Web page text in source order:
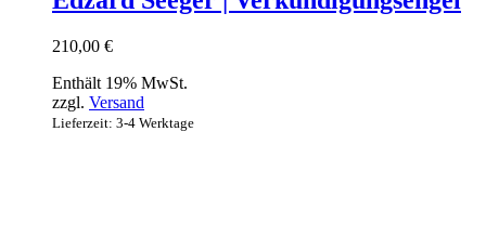
210,00 €
Enthält 19% MwSt.
zzgl. Versand
Lieferzeit: 3-4 Werktage